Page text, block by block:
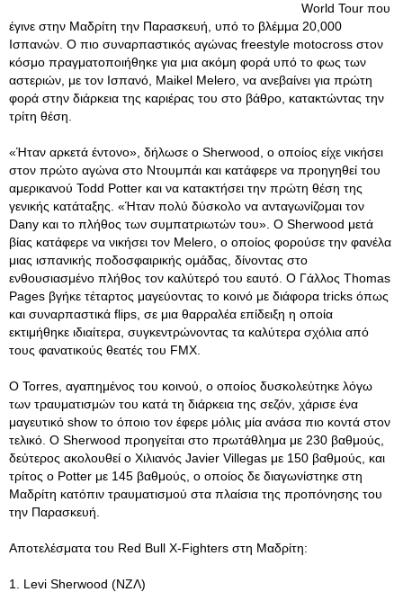
World Tour που
έγινε στην Μαδρίτη την Παρασκευή, υπό το βλέμμα 20,000
Ισπανών. Ο πιο συναρπαστικός αγώνας freestyle motocross στον
κόσμο πραγματοποιήθηκε για μια ακόμη φορά υπό το φως των
αστεριών, με τον Ισπανό, Maikel Melero, να ανεβαίνει για πρώτη
φορά στην διάρκεια της καριέρας του στο βάθρο, κατακτώντας την
τρίτη θέση.
«Ήταν αρκετά έντονο», δήλωσε ο Sherwood, ο οποίος είχε νικήσει
στον πρώτο αγώνα στο Ντουμπάι και κατάφερε να προηγηθεί του
αμερικανού Todd Potter και να κατακτήσει την πρώτη θέση της
γενικής κατάταξης. «Ήταν πολύ δύσκολο να ανταγωνίζομαι τον
Dany και το πλήθος των συμπατριωτών του». Ο Sherwood μετά
βίας κατάφερε να νικήσει τον Melero, ο οποίος φορούσε την φανέλα
μιας ισπανικής ποδοσφαιρικής ομάδας, δίνοντας στο
ενθουσιασμένο πλήθος τον καλύτερό του εαυτό. Ο Γάλλος Thomas
Pages βγήκε τέταρτος μαγεύοντας το κοινό με διάφορα tricks όπως
και συναρπαστικά flips, σε μια θαρραλέα επίδειξη η οποία
εκτιμήθηκε ιδιαίτερα, συγκεντρώνοντας τα καλύτερα σχόλια από
τους φανατικούς θεατές του FMX.
Ο Torres, αγαπημένος του κοινού, ο οποίος δυσκολεύτηκε λόγω
των τραυματισμών του κατά τη διάρκεια της σεζόν, χάρισε ένα
μαγευτικό show το όποιο τον έφερε μόλις μία ανάσα πιο κοντά στον
τελικό. Ο Sherwood προηγείται στο πρωτάθλημα με 230 βαθμούς,
δεύτερος ακολουθεί ο Χιλιανός Javier Villegas με 150 βαθμούς, και
τρίτος ο Potter με 145 βαθμούς, ο οποίος δε διαγωνίστηκε στη
Μαδρίτη κατόπιν τραυματισμού στα πλαίσια της προπόνησης του
την Παρασκευή.
Αποτελέσματα του Red Bull X-Fighters στη Μαδρίτη:
1. Levi Sherwood (ΝΖΛ)